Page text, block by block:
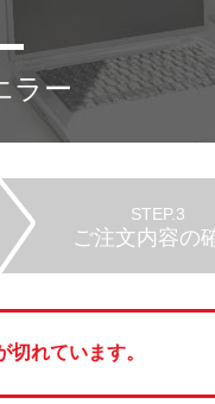
ラー
STEP.3
ご注文内容の
切れています。